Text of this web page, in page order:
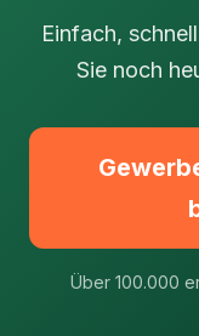
Einfach,
Sie noch
Über 100.000